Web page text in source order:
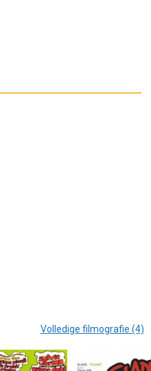
Volledige filmografie (4)